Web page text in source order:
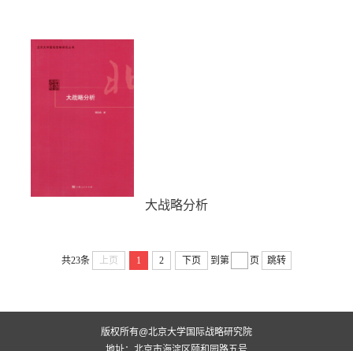
大战略分析
共23条 上页 1 2 下页 到第 页 跳转
版权所有@北京大学国际战略研究院